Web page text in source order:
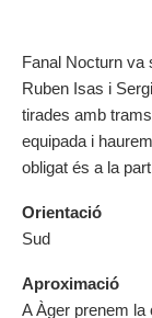
Fanal Nocturn va
Ruben Isas i
tirades amb
equipada i
obligat és a la
Orientació
Sud
Aproximació
A Àger prenem